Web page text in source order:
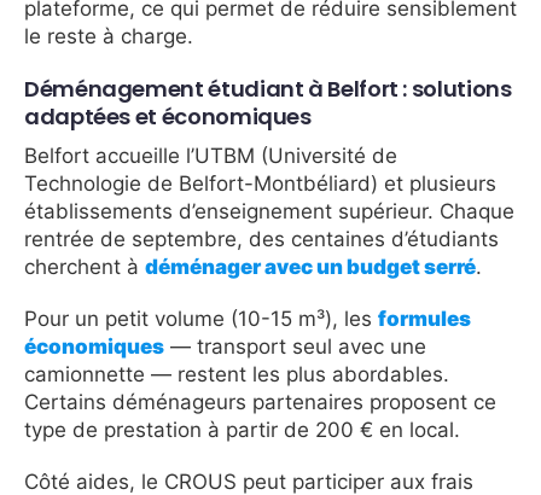
plateforme, ce qui permet de réduire sensiblement
le reste à charge.
Déménagement étudiant à Belfort : solutions
adaptées et économiques
Belfort accueille l’UTBM (Université de
Technologie de Belfort-Montbéliard) et plusieurs
établissements d’enseignement supérieur. Chaque
rentrée de septembre, des centaines d’étudiants
cherchent à déménager avec un budget serré.
Pour un petit volume (10-15 m³), les formules
économiques — transport seul avec une
camionnette — restent les plus abordables.
Certains déménageurs partenaires proposent ce
type de prestation à partir de 200 € en local.
Côté aides, le CROUS peut participer aux frais